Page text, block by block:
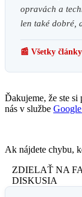
opravách a
len také dobré,
📰 Všetky
Ďakujeme, že ste
nás v službe
Ak nájdete chybu,
ZDIELAŤ NA
DISKUSIA